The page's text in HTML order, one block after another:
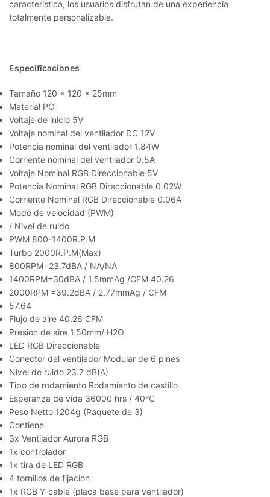
característica, los usuarios disfrutan de una experiencia
totalmente personalizable.
Especificaciones
Tamaño 120 x 120 x 25mm
Material PC
Voltaje de inicio 5V
Voltaje nominal del ventilador DC 12V
Potencia nominal del ventilador 1.84W
Corriente nominal del ventilador 0.5A
Voltaje Nominal RGB Direccionable 5V
Potencia Nominal RGB Direccionable 0.02W
Corriente Nominal RGB Direccionable 0.06A
Modo de velocidad (PWM)
/ Nivel de ruido
PWM 800-1400R.P.M
Turbo 2000R.P.M(Max)
800RPM=23.7dBA / NA/NA
1400RPM=30dBA / 1.5mmAg /CFM 40.26
2000RPM =39.2dBA / 2.77mmAg / CFM
57.64
Flujo de aire 40.26 CFM
Presión de aire 1.50mm/ H2O
LED RGB Direccionable
Conector del ventilador Modular de 6 pines
Nivel de ruido 23.7 dB(A)
Tipo de rodamiento Rodamiento de castillo
Esperanza de vida 36000 hrs / 40℃
Peso Netto 1204g (Paquete de 3)
Contiene
3x Ventilador Aurora RGB
1x controlador
1x tira de LED RGB
4 tornillos de fijación
1x RGB Y-cable (placa base para ventilador)